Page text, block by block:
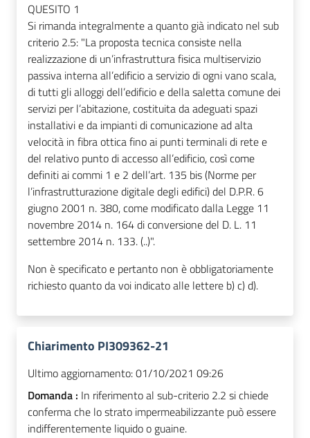
QUESITO 1
Si rimanda integralmente a quanto già indicato nel sub
criterio 2.5: "La proposta tecnica consiste nella
realizzazione di un’infrastruttura fisica multiservizio
passiva interna all’edificio a servizio di ogni vano scala,
di tutti gli alloggi dell’edificio e della saletta comune dei
servizi per l’abitazione, costituita da adeguati spazi
installativi e da impianti di comunicazione ad alta
velocità in fibra ottica fino ai punti terminali di rete e
del relativo punto di accesso all’edificio, così come
definiti ai commi 1 e 2 dell’art. 135 bis (Norme per
l’infrastrutturazione digitale degli edifici) del D.P.R. 6
giugno 2001 n. 380, come modificato dalla Legge 11
novembre 2014 n. 164 di conversione del D. L. 11
settembre 2014 n. 133. (..)".
Non è specificato e pertanto non è obbligatoriamente
richiesto quanto da voi indicato alle lettere b) c) d).
Chiarimento PI309362-21
Ultimo aggiornamento:01/10/2021 09:26
Domanda : In riferimento al sub-criterio 2.2 si chiede
conferma che lo strato impermeabilizzante può essere
indifferentemente liquido o guaine.